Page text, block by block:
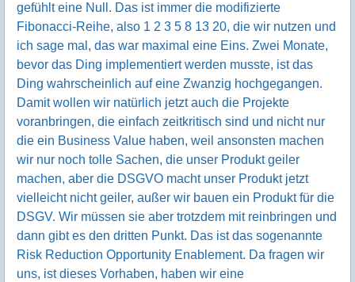
gefühlt eine Null. Das ist immer die modifizierte
Fibonacci-Reihe, also 1 2 3 5 8 13 20, die wir nutzen und
ich sage mal, das war maximal eine Eins. Zwei Monate,
bevor das Ding implementiert werden musste, ist das
Ding wahrscheinlich auf eine Zwanzig hochgegangen.
Damit wollen wir natürlich jetzt auch die Projekte
voranbringen, die einfach zeitkritisch sind und nicht nur
die ein Business Value haben, weil ansonsten machen
wir nur noch tolle Sachen, die unser Produkt geiler
machen, aber die DSGVO macht unser Produkt jetzt
vielleicht nicht geiler, außer wir bauen ein Produkt für die
DSGV. Wir müssen sie aber trotzdem mit reinbringen und
dann gibt es den dritten Punkt. Das ist das sogenannte
Risk Reduction Opportunity Enablement. Da fragen wir
uns, ist dieses Vorhaben, haben wir eine